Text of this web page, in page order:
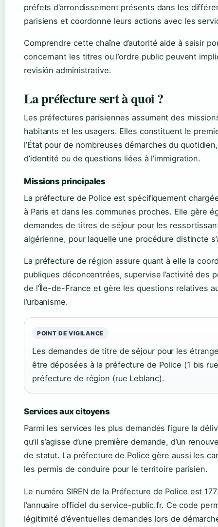
préfets d’arrondissement présents dans les
parisiens et coordonne leurs actions avec les
Comprendre cette chaîne d’autorité aide à saisir
concernant les titres ou l’ordre public peuvent
revisión administrative.
La préfecture sert à quoi ?
Les préfectures parisiennes assument des
habitants et les usagers. Elles constituent le
l’État pour de nombreuses démarches du
d’identité ou de questions liées à l’immigration.
Missions principales
La préfecture de Police est spécifiquement
à Paris et dans les communes proches. Elle gère
demandes de titres de séjour pour les
algérienne, pour laquelle une procédure distincte
La préfecture de région assure quant à elle la
publiques déconcentrées, supervise l’activité des
de l’Île-de-France et gère les questions relatives
l’urbanisme.
POINT DE VIGILANCE
Les demandes de titre de séjour pour les
être déposées à la préfecture de Police (1 bis
préfecture de région (rue Leblanc).
Services aux citoyens
Parmi les services les plus demandés figure la
qu’il s’agisse d’une première demande, d’un
de statut. La préfecture de Police gère aussi les
les permis de conduire pour le territoire parisien.
Le numéro SIREN de la Préfecture de Police est
l’annuaire officiel du service-public.fr. Ce code
légitimité d’éventuelles demandes lors de